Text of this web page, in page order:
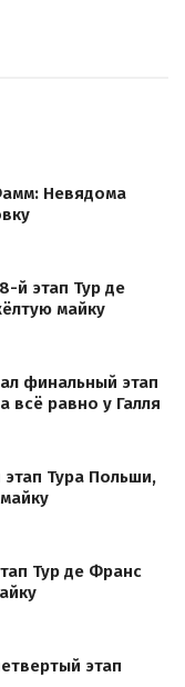
Невядома
й этап Тур де
майку
финальный этап
всё равно у Галля
Тура Польши,
Тур де Франс
этап